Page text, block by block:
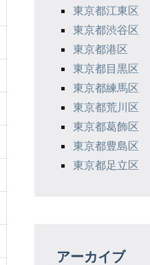
東京都江東区
東京都渋谷区
東京都港区
東京都目黒区
東京都練馬区
東京都荒川区
東京都葛飾区
東京都豊島区
東京都足立区
アーカイブ